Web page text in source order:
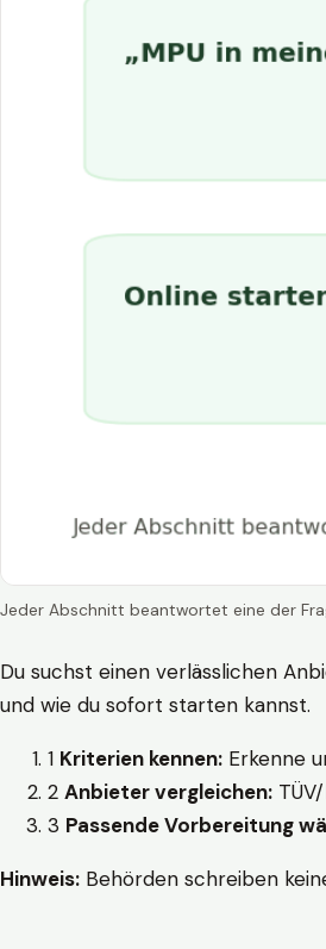
Jeder Abschnitt beantwortet eine der
Du suchst einen verlässlichen
und wie du sofort starten kannst.
1 Kriterien kennen: Erkenne
2 Anbieter vergleichen:
3 Passende Vorbereitung
Hinweis: Behörden schreiben